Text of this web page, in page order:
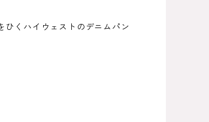
ひくハイウェストのデニムパン